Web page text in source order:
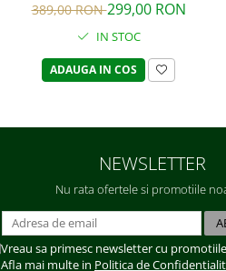
389,00 RON299,00 RON
IN STOC
ADAUGA IN COS
NEWSLETTER
Nu rata ofertele si promotiile
Vreau sa primesc newsletter cu
Afla mai multe in Politica de